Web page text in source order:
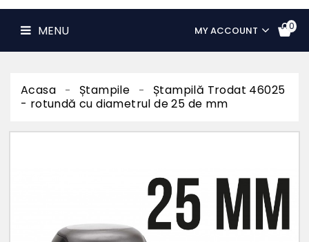
MENU 0
MY ACCOUNT
Print
Mari
Personalizate
Ștampile
Acasa
Contact
Acasa Ștampile
Ștampilă Trodat 46025
- rotundă cu diametrul de 25 de mm